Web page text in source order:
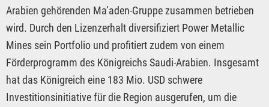
Arabien gehörenden Ma’aden-Gruppe zusammen betrieben
wird. Durch den Lizenzerhalt diversifiziert Power Metallic
Mines sein Portfolio und profitiert zudem von einem
Förderprogramm des Königreichs Saudi-Arabien. Insgesamt
hat das Königreich eine 183 Mio. USD schwere
Investitionsinitiative für die Region ausgerufen, um die